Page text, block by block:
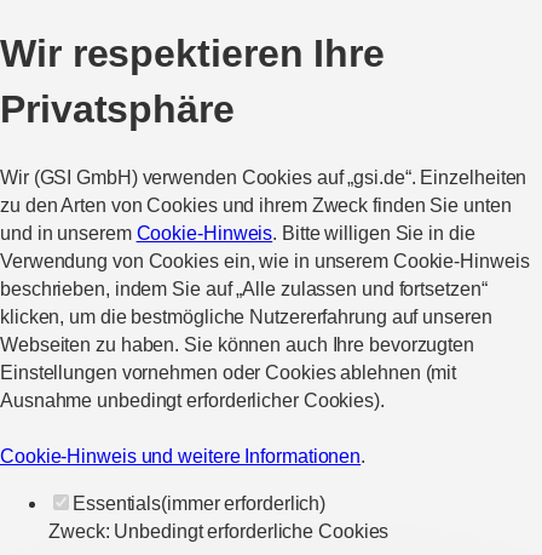
Wir respektieren Ihre
Privatsphäre
Wir (GSI GmbH) verwenden Cookies auf „gsi.de“. Einzelheiten
zu den Arten von Cookies und ihrem Zweck finden Sie unten
und in unserem Cookie-Hinweis. Bitte willigen Sie in die
Verwendung von Cookies ein, wie in unserem Cookie-Hinweis
beschrieben, indem Sie auf „Alle zulassen und fortsetzen“
klicken, um die bestmögliche Nutzererfahrung auf unseren
Webseiten zu haben. Sie können auch Ihre bevorzugten
Einstellungen vornehmen oder Cookies ablehnen (mit
Ausnahme unbedingt erforderlicher Cookies).
Cookie-Hinweis und weitere Informationen.
Essentials(immer erforderlich)
Zweck: Unbedingt erforderliche Cookies